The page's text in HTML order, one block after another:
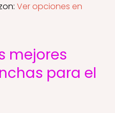
Ver opciones en
mejores
para el